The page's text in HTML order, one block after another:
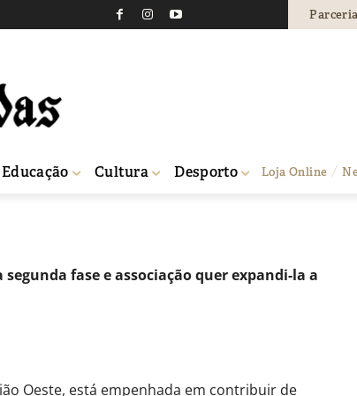
Educação Cultura Desporto Loja Online
ajudam
fase e associação quer expandi-la a
Oeste, está empenhada em contribuir de